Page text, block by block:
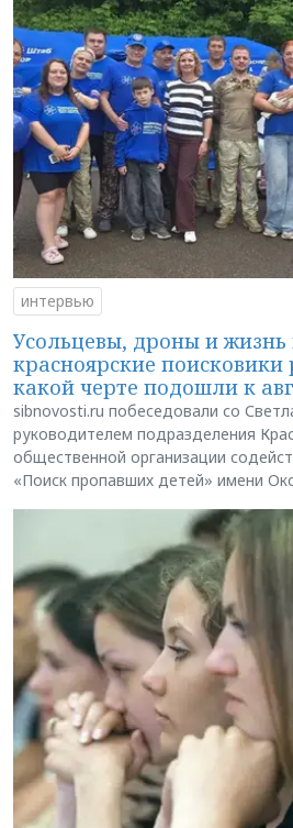
интервью
Усольцевы, дроны и жизнь
красноярские поисковики
какой черте подошли к
sibnovosti.ru побеседовали со
руководителем подразделения
общественной организации
«Поиск пропавших детей» имени